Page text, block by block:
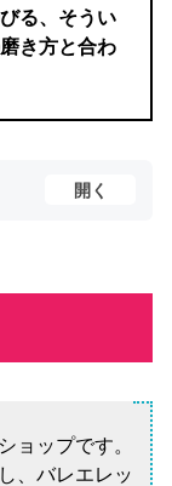
る、そうい
き方と合わ
開く
ョップです。
、バレエレッ